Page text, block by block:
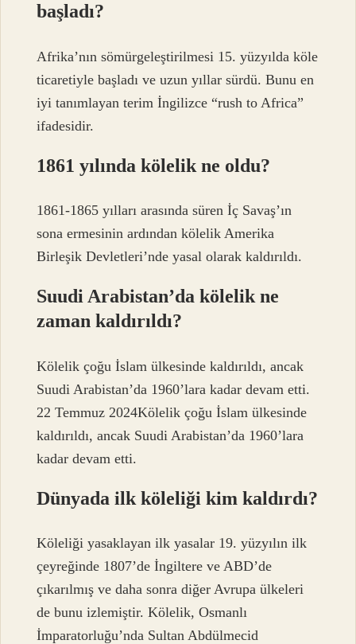
başladı?
Afrika’nın sömürgeleştirilmesi 15. yüzyılda köle
ticaretiyle başladı ve uzun yıllar sürdü. Bunu en
iyi tanımlayan terim İngilizce “rush to Africa” ​​
ifadesidir.
1861 yılında kölelik ne oldu?
1861-1865 yılları arasında süren İç Savaş’ın
sona ermesinin ardından kölelik Amerika
Birleşik Devletleri’nde yasal olarak kaldırıldı.
Suudi Arabistan’da kölelik ne
zaman kaldırıldı?
Kölelik çoğu İslam ülkesinde kaldırıldı, ancak
Suudi Arabistan’da 1960’lara kadar devam etti.
22 Temmuz 2024Kölelik çoğu İslam ülkesinde
kaldırıldı, ancak Suudi Arabistan’da 1960’lara
kadar devam etti.
Dünyada ilk köleliği kim kaldırdı?
Köleliği yasaklayan ilk yasalar 19. yüzyılın ilk
çeyreğinde 1807’de İngiltere ve ABD’de
çıkarılmış ve daha sonra diğer Avrupa ülkeleri
de bunu izlemiştir. Kölelik, Osmanlı
İmparatorluğu’nda Sultan Abdülmecid